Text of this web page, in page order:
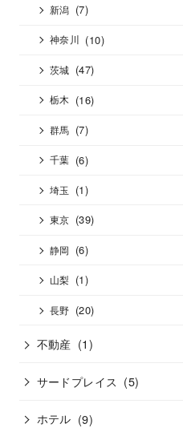
新潟 (7)
神奈川 (10)
茨城 (47)
栃木 (16)
群馬 (7)
千葉 (6)
埼玉 (1)
東京 (39)
静岡 (6)
山梨 (1)
長野 (20)
不動産 (1)
サードプレイス (5)
ホテル (9)